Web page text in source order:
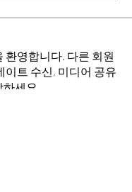
환영합니다. 다른 회원
이트 수신, 미디어 공유
세요.